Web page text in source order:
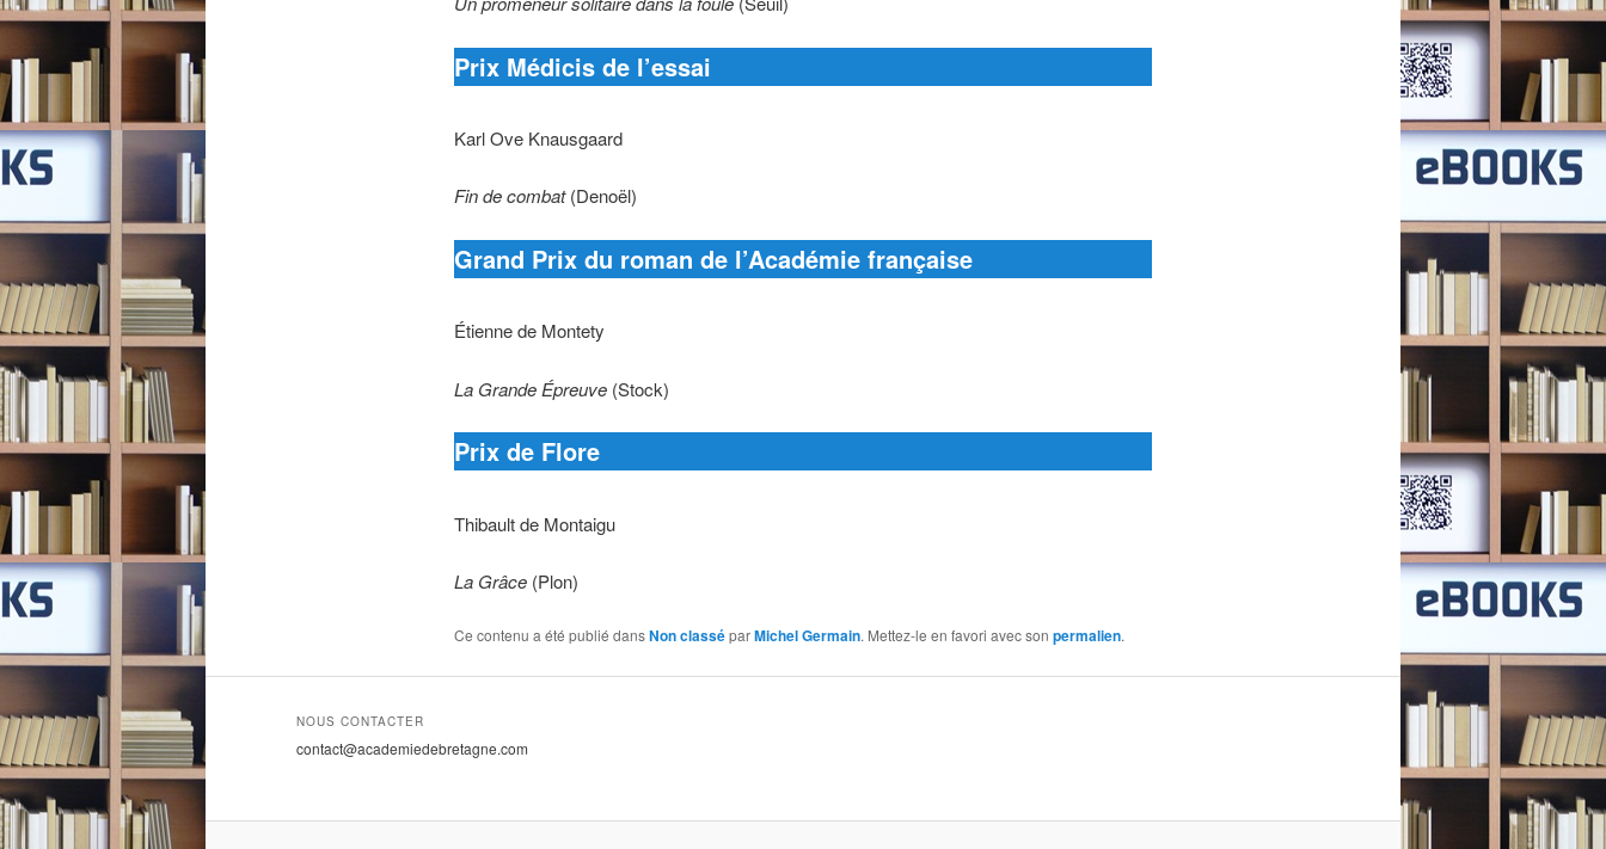
Prix Médicis de l’essai
Karl Ove Knausgaard
Fin de combat(Denoël)
Grand Prix du roman de l’Académie française
Étienne de Montety
La Grande Épreuve(Stock)
Prix de Flore
Thibault de Montaigu
La Grâce(Plon)
Ce contenu a été publié dansNon classéparMichel Germain. Mettez-le en favori avec son permalien.
NOUS CONTACTER
contact@academiedebretagne.com